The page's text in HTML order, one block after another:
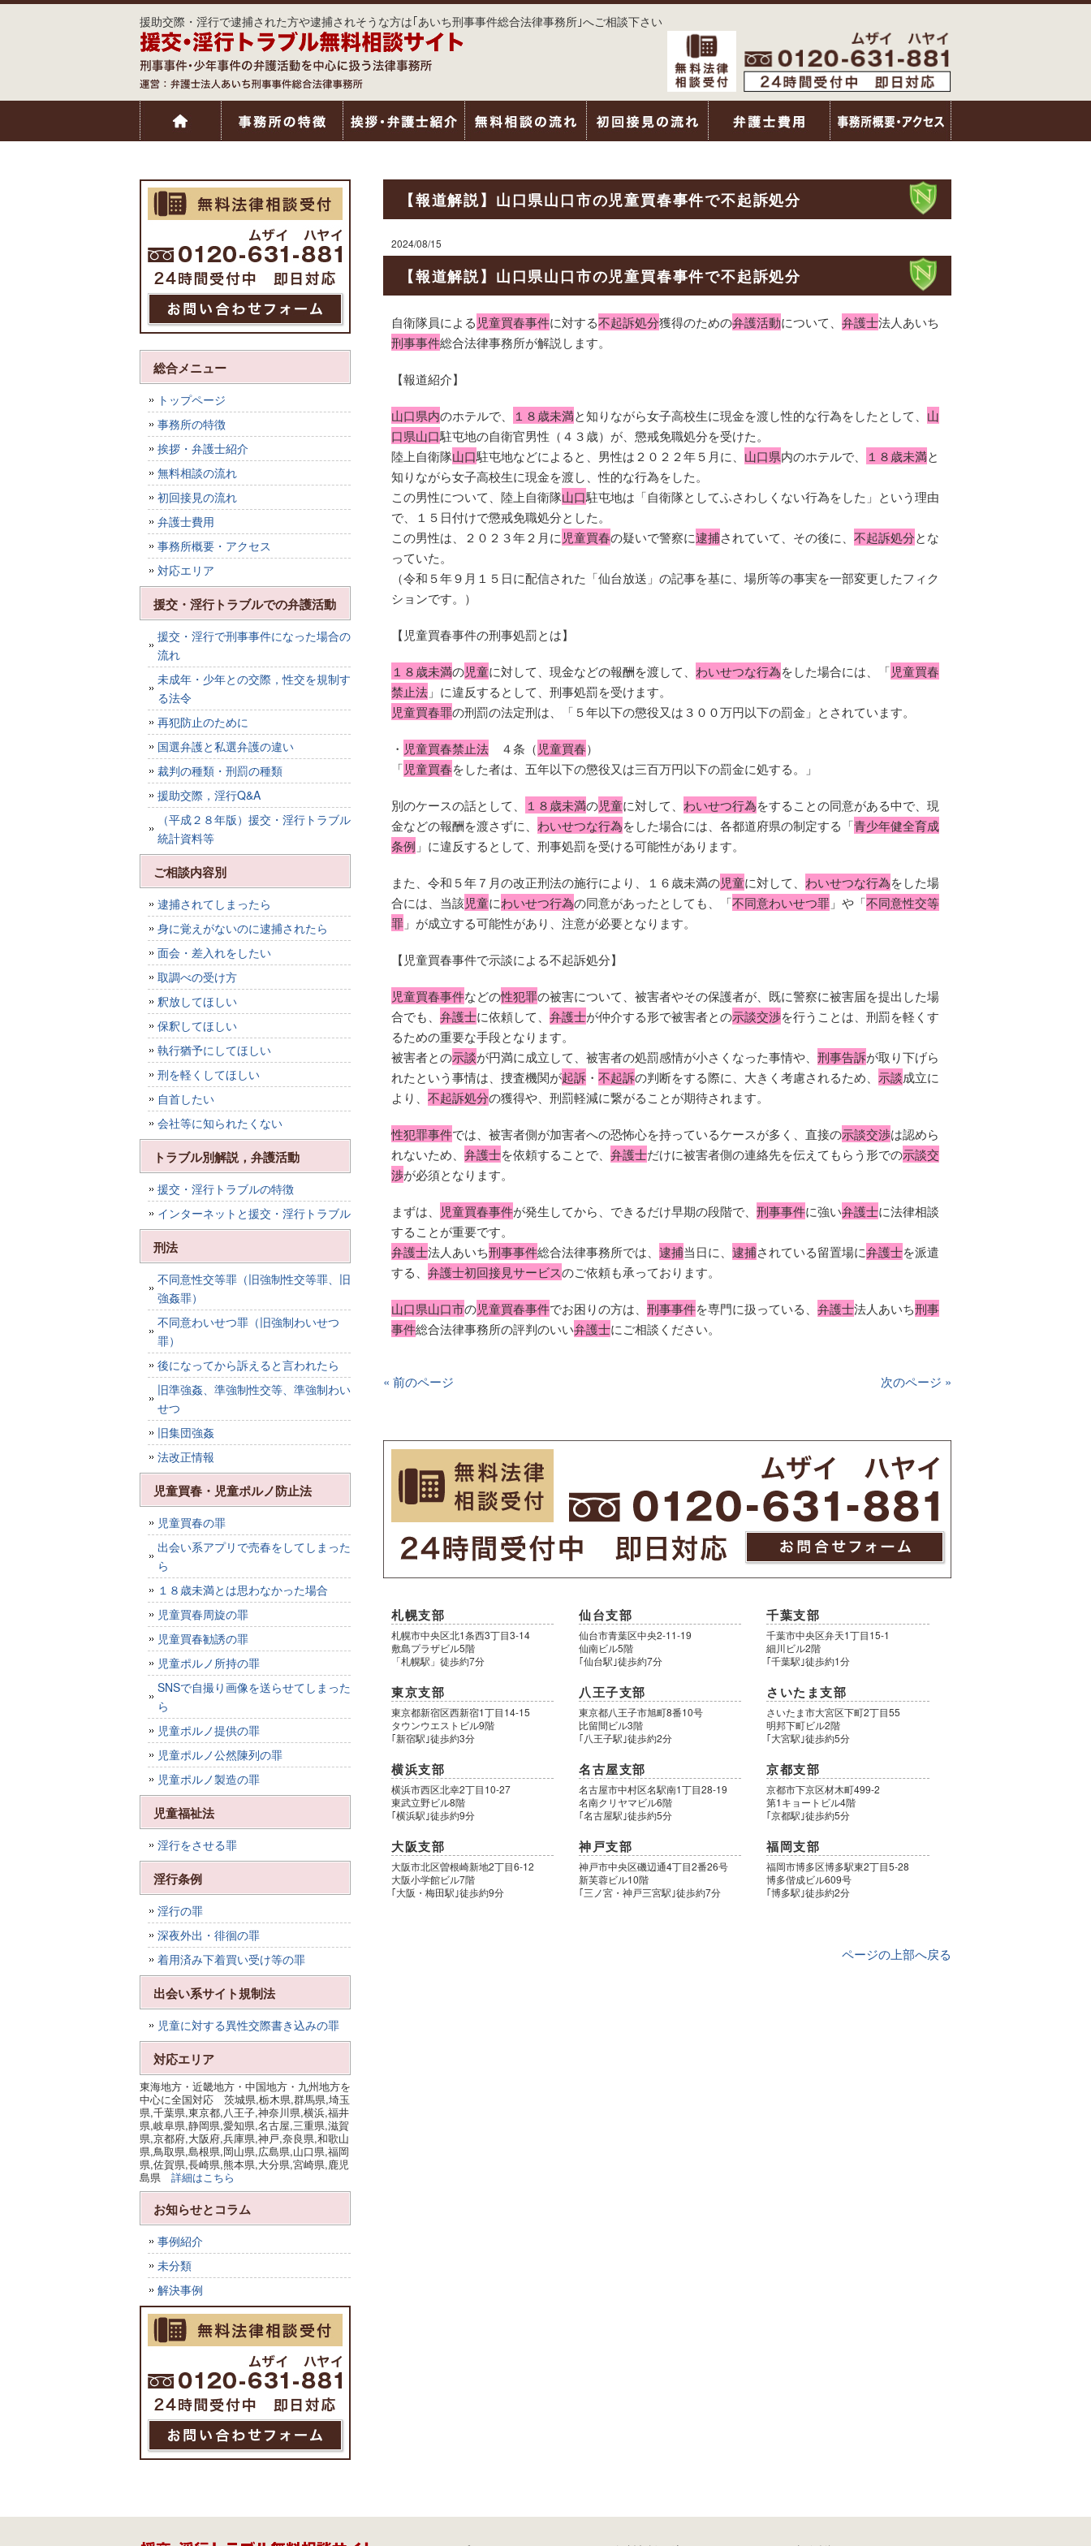
援助交際・淫行で逮捕された方や逮捕されそうな方は｢あいち刑事事件総合法律事務所｣へご相談下さい
【報道解説】山口県山口市の児童買春事件で不起訴処分
2024/08/15
【報道解説】山口県山口市の児童買春事件で不起訴処分
自衛隊員による 児童買春事件に対する不起訴処分獲得のための弁護活動について、 弁護士法人あいち
刑事事件総合法律事務所が解説します。
【報道紹介】
山口県内のホテルで、 １８歳未満と知りながら女子高校生に現金を渡し性的な行為をしたとして、 山
口県山口駐屯地の自衛官男性（４３歳）が、懲戒免職処分を受けた。
陸上自衛隊山口駐屯地などによると、男性は２０２２年５月に、 山口県内のホテルで、 １８歳未満と
知りながら女子高校生に現金を渡し、性的な行為をした。
この男性について、陸上自衛隊山口駐屯地は「自衛隊としてふさわしくない行為をした」という理由
で、１５日付けで懲戒免職処分とした。
この男性は、２０２３年２月に児童買春の疑いで警察に逮捕されていて、その後に、 不起訴処分とな
っていた。
（令和５年９月１５日に配信された「仙台放送」の記事を基に、場所等の事実を一部変更したフィク
ションです。）
【児童買春事件の刑事処罰とは】
１８歳未満の児童に対して、現金などの報酬を渡して、 わいせつな行為をした場合には、「児童買春
禁止法 」に違反するとして、刑事処罰を受けます。
児童買春罪の刑罰の法定刑は、「５年以下の懲役又は３００万円以下の罰金」とされています。
・ 児童買春禁止法 ４条（ 児童買春）
「児童買春をした者は、五年以下の懲役又は三百万円以下の罰金に処する。」
別のケースの話として、 １８歳未満の児童に対して、 わいせつ行為をすることの同意がある中で、現
金などの報酬を渡さずに、 わいせつな行為をした場合には、各都道府県の制定する「青少年健全育成
条例 」に違反するとして、刑事処罰を受ける可能性があります。
また、令和５年７月の改正刑法の施行により、１６歳未満の児童に対して、 わいせつな行為をした場
合には、当該児童にわいせつ行為の同意があったとしても、「不同意わいせつ罪 」や「不同意性交等
罪 」が成立する可能性があり、注意が必要となります。
【児童買春事件で示談による不起訴処分】
児童買春事件などの性犯罪の被害について、被害者やその保護者が、既に警察に被害届を提出した場
合でも、 弁護士に依頼して、 弁護士が仲介する形で被害者との示談交渉を行うことは、刑罰を軽くす
るための重要な手段となります。
被害者との示談が円満に成立して、被害者の処罰感情が小さくなった事情や、 刑事告訴が取り下げら
れたという事情は、捜査機関が起訴 ・ 不起訴の判断をする際に、大きく考慮されるため、 示談成立に
より、 不起訴処分の獲得や、刑罰軽減に繋がることが期待されます。
性犯罪事件では、被害者側が加害者への恐怖心を持っているケースが多く、直接の示談交渉は認めら
れないため、 弁護士を依頼することで、 弁護士だけに被害者側の連絡先を伝えてもらう形での示談交
渉が必須となります。
まずは、 児童買春事件が発生してから、できるだけ早期の段階で、 刑事事件に強い弁護士に法律相談
することが重要です。
弁護士法人あいち刑事事件総合法律事務所では、 逮捕当日に、 逮捕されている留置場に弁護士を派遣
する、 弁護士初回接見サービスのご依頼も承っております。
山口県山口市の児童買春事件でお困りの方は、 刑事事件を専門に扱っている、 弁護士法人あいち刑事
事件総合法律事務所の評判のいい弁護士にご相談ください。
« 前のページ 次のページ »
札幌支部
札幌市中央区北1条西3丁目3-14
敷島プラザビル5階
「札幌駅」徒歩約7分
仙台支部
仙台市青葉区中央2-11-19
仙南ビル5階
｢仙台駅｣徒歩約7分
千葉支部
千葉市中央区弁天1丁目15-1
細川ビル2階
｢千葉駅｣徒歩約1分
東京支部
東京都新宿区西新宿1丁目14-15
タウンウエストビル9階
｢新宿駅｣徒歩約3分
八王子支部
東京都八王子市旭町8番10号
比留間ビル3階
｢八王子駅｣徒歩約2分
さいたま支部
さいたま市大宮区下町2丁目55
明邦下町ビル2階
｢大宮駅｣徒歩約5分
横浜支部
横浜市西区北幸2丁目10-27
東武立野ビル8階
｢横浜駅｣徒歩約9分
名古屋支部
名古屋市中村区名駅南1丁目28-19
名南クリヤマビル6階
｢名古屋駅｣徒歩約5分
京都支部
京都市下京区材木町499-2
第1キョートビル4階
｢京都駅｣徒歩約5分
大阪支部
大阪市北区曽根崎新地2丁目6-12
大阪小学館ビル7階
｢大阪・梅田駅｣徒歩約9分
神戸支部
神戸市中央区磯辺通4丁目2番26号
新芙蓉ビル10階
｢三ノ宮・神戸三宮駅｣徒歩約7分
福岡支部
福岡市博多区博多駅東2丁目5-28
博多偕成ビル609号
｢博多駅｣徒歩約2分
ページの上部へ戻る
総合メニュー
トップページ
事務所の特徴
挨拶・弁護士紹介
無料相談の流れ
初回接見の流れ
弁護士費用
事務所概要・アクセス
対応エリア
援交・淫行トラブルでの弁護活動
援交・淫行で刑事事件になった場合の
流れ
未成年・少年との交際，性交を規制す
る法令
再犯防止のために
国選弁護と私選弁護の違い
裁判の種類・刑罰の種類
援助交際，淫行Q&A
（平成２８年版）援交・淫行トラブル
統計資料等
ご相談内容別
逮捕されてしまったら
身に覚えがないのに逮捕されたら
面会・差入れをしたい
取調べの受け方
釈放してほしい
保釈してほしい
執行猶予にしてほしい
刑を軽くしてほしい
自首したい
会社等に知られたくない
トラブル別解説，弁護活動
援交・淫行トラブルの特徴
インターネットと援交・淫行トラブル
刑法
不同意性交等罪（旧強制性交等罪、旧
強姦罪）
不同意わいせつ罪（旧強制わいせつ
罪）
後になってから訴えると言われたら
旧準強姦、準強制性交等、準強制わい
せつ
旧集団強姦
法改正情報
児童買春・児童ポルノ防止法
児童買春の罪
出会い系アプリで売春をしてしまった
ら
１８歳未満とは思わなかった場合
児童買春周旋の罪
児童買春勧誘の罪
児童ポルノ所持の罪
SNSで自撮り画像を送らせてしまった
ら
児童ポルノ提供の罪
児童ポルノ公然陳列の罪
児童ポルノ製造の罪
児童福祉法
淫行をさせる罪
淫行条例
淫行の罪
深夜外出・徘徊の罪
着用済み下着買い受け等の罪
出会い系サイト規制法
児童に対する異性交際書き込みの罪
対応エリア
東海地方・近畿地方・中国地方・九州地方を
中心に全国対応 茨城県,栃木県,群馬県,埼玉
県,千葉県,東京都,八王子,神奈川県,横浜,福井
県,岐阜県,静岡県,愛知県,名古屋,三重県,滋賀
県,京都府,大阪府,兵庫県,神戸,奈良県,和歌山
県,鳥取県,島根県,岡山県,広島県,山口県,福岡
県,佐賀県,長崎県,熊本県,大分県,宮崎県,鹿児
島県 詳細はこちら
お知らせとコラム
事例紹介
未分類
解決事例